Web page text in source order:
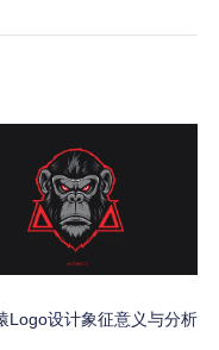
Logo设计象征意义与分析